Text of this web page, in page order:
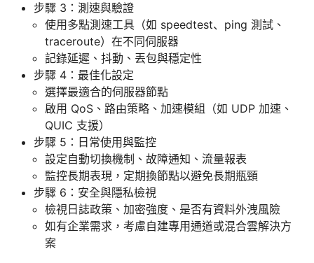
步驟 3：測速與驗證
使用多點測速工具（如 speedtest、ping 測試、
traceroute）在不同伺服器
記錄延遲、抖動、丟包與穩定性
步驟 4：最佳化設定
選擇最適合的伺服器節點
啟用 QoS、路由策略、加速模組（如 UDP 加速、
QUIC 支援）
步驟 5：日常使用與監控
設定自動切換機制、故障通知、流量報表
監控長期表現，定期換節點以避免長期瓶頸
步驟 6：安全與隱私檢視
檢視日誌政策、加密強度、是否有資料外洩風險
如有企業需求，考慮自建專用通道或混合雲解決方
案